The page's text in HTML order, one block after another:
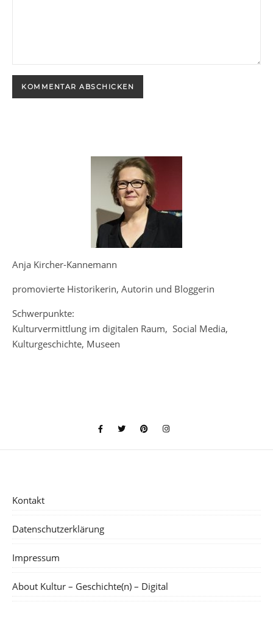
Anja Kircher-Kannemann
promovierte Historikerin, Autorin und Bloggerin
Schwerpunkte:
Kulturvermittlung im digitalen Raum, Social Media,
Kulturgeschichte, Museen
Kontakt
Datenschutzerklärung
Impressum
About Kultur – Geschichte(n) – Digital